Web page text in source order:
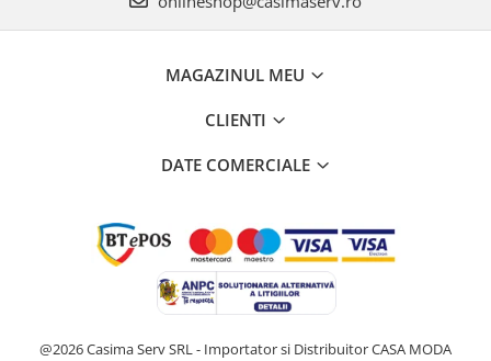
MAGAZINUL MEU
CLIENTI
DATE COMERCIALE
@2026 Casima Serv SRL - Importator si Distribuitor CASA MODA